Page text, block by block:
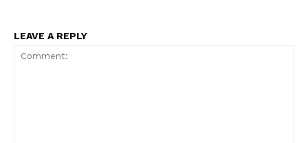
LEAVE A REPLY